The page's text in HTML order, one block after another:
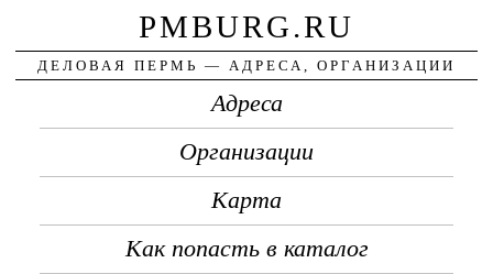
PMBURG.RU
ДЕЛОВАЯ ПЕРМЬ — АДРЕСА, ОРГАНИЗАЦИИ
Адреса
Организации
Карта
Как попасть в каталог